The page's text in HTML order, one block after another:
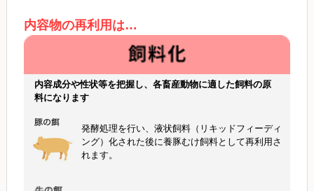
内容物の再利用は…
内容成分や性状等を把握し、各畜産動物に適した飼料の原
料になります
発酵処理を行い、液状飼料（リキッドフィーディ
ング）化された後に養豚むけ飼料として再利用さ
れます。